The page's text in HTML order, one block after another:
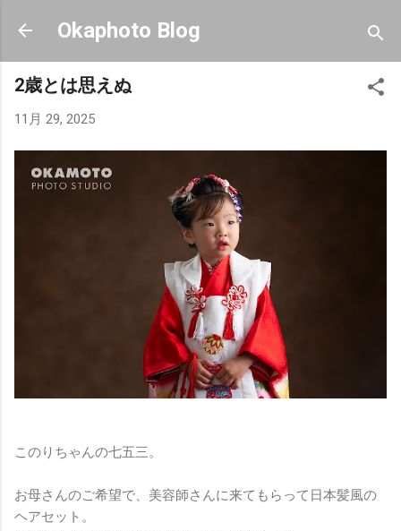
スキップしてメイン コンテンツに移動
Okaphoto Blog
2歳とは思えぬ
11月 29, 2025
このりちゃんの七五三。
お母さんのご希望で、美容師さんに来てもらって日本髪風の
ヘアセット。